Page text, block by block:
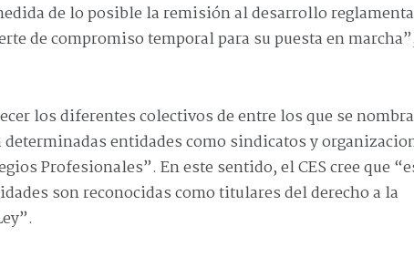
de lo posible la remisión al desarrollo
de compromiso temporal para su puesta en
los diferentes colectivos de entre los que se
entidades como sindicatos y
Profesionales”. En este sentido, el CES cree que
son reconocidas como titulares del derecho a la